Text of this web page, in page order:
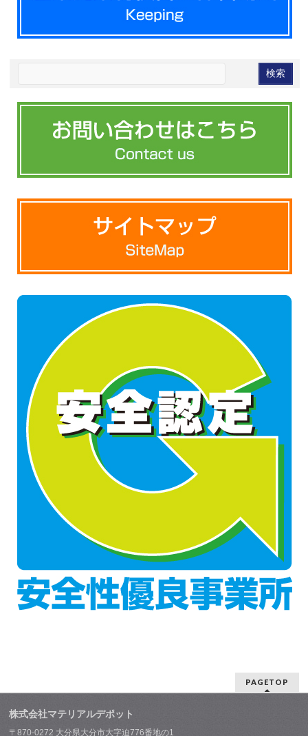
PAGETOP
株式会社マテリアルデポット
〒870-0272 大分県大分市大字迫776番地の1